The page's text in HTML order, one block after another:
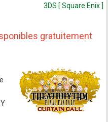
3DS [ Square Enix ]
gratuitement